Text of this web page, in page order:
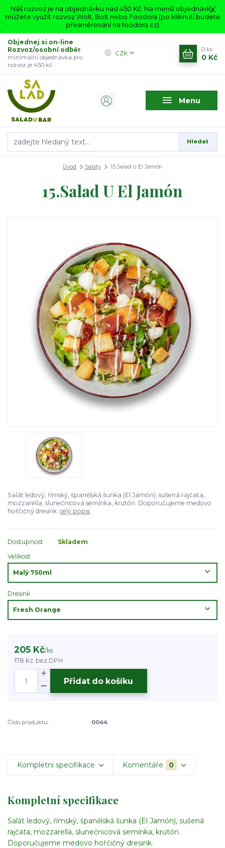
Náš rozvoz je na objednávku nad 450 Kč. Na menší objednávky
můžete využít rozvoz Wolt, Bolt nebo Foodora (po kliknutí budete
přesměrování na foodora.cz)
Menu
CZK
Hledat
Objednej si on-line
Rozvoz/osobní odběr
minimální objednávka pro
rozvoz je 450 kč
0 ks
0 Kč
Úvod Saláty 15.Salad U El Jamón
15.Salad U El Jamón
Salát ledový, římský, španělská šunka (El Jamón), sušená rajčata,
mozzarella, slunečnicová semínka, krutón. Doporučujeme medovo
hořčičný dresink. celý popis
Dostupnost
Skladem
Velikost
Dresink
205 Kč/ks
178 Kč bez DPH
Přidat do košíku
Číslo produktu: 0044
Kompletní specifikace Komentáře 0
Kompletní specifikace
Salát ledový, římský, španělská šunka (El Jamón), sušená
rajčata, mozzarella, slunečnicová semínka, krutón.
Doporučujeme medovo hořčičný dresink.